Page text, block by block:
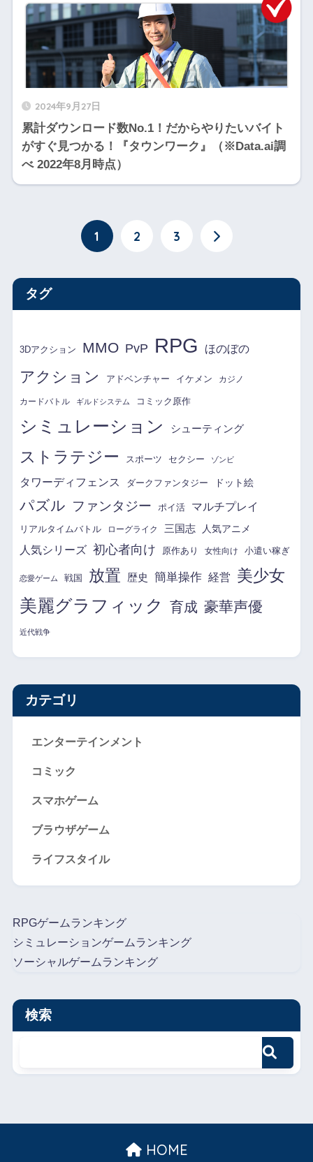
2024年9月27日
累計ダウンロード数No.1！だからやりたいバイト
がすぐ見つかる！『タウンワーク』（※Data.ai調
べ 2022年8月時点）
1 2 3
タグ
3Dアクション MMO PvP RPG ほのぼの
アクション アドベンチャー イケメン カジノ
カードバトル ギルドシステム コミック原作
シミュレーション シューティング
ストラテジー スポーツ セクシー ゾンビ
タワーディフェンス ダークファンタジー ドット絵
パズル ファンタジー ポイ活 マルチプレイ
リアルタイムバトル ローグライク 三国志 人気アニメ
人気シリーズ 初心者向け 原作あり 女性向け 小遣い稼ぎ
恋愛ゲーム 戦国 放置 歴史 簡単操作 経営 美少女
美麗グラフィック 育成 豪華声優
近代戦争
カテゴリ
エンターテインメント
コミック
スマホゲーム
ブラウザゲーム
ライフスタイル
RPGゲームランキング
シミュレーションゲームランキング
ソーシャルゲームランキング
検索
HOME